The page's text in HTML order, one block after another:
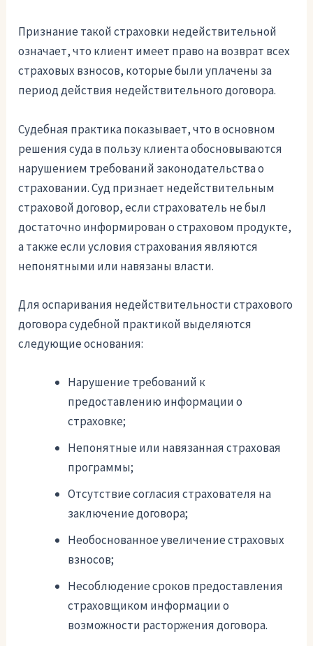
Признание такой страховки недействительной
означает, что клиент имеет право на возврат всех
страховых взносов, которые были уплачены за
период действия недействительного договора.
Судебная практика показывает, что в основном
решения суда в пользу клиента обосновываются
нарушением требований законодательства о
страховании. Суд признает недействительным
страховой договор, если страхователь не был
достаточно информирован о страховом продукте,
а также если условия страхования являются
непонятными или навязаны власти.
Для оспаривания недействительности страхового
договора судебной практикой выделяются
следующие основания:
Нарушение требований к
предоставлению информации о
страховке;
Непонятные или навязанная страховая
программы;
Отсутствие согласия страхователя на
заключение договора;
Необоснованное увеличение страховых
взносов;
Несоблюдение сроков предоставления
страховщиком информации о
возможности расторжения договора.